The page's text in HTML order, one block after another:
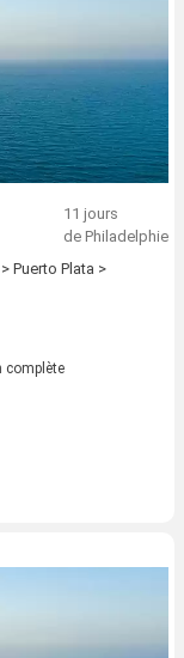
11 jours
de Philadelphie
Puerto Plata >
complète